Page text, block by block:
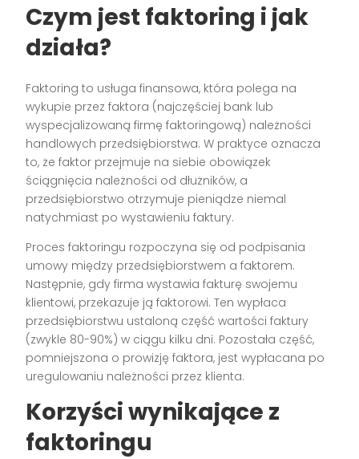
Czym jest faktoring i jak
działa?
Faktoring to usługa finansowa, która polega na
wykupie przez faktora (najczęściej bank lub
wyspecjalizowaną firmę faktoringową) należności
handlowych przedsiębiorstwa. W praktyce oznacza
to, że faktor przejmuje na siebie obowiązek
ściągnięcia należności od dłużników, a
przedsiębiorstwo otrzymuje pieniądze niemal
natychmiast po wystawieniu faktury.
Proces faktoringu rozpoczyna się od podpisania
umowy między przedsiębiorstwem a faktorem.
Następnie, gdy firma wystawia fakturę swojemu
klientowi, przekazuje ją faktorowi. Ten wypłaca
przedsiębiorstwu ustaloną część wartości faktury
(zwykle 80-90%) w ciągu kilku dni. Pozostała część,
pomniejszona o prowizję faktora, jest wypłacana po
uregulowaniu należności przez klienta.
Korzyści wynikające z
faktoringu